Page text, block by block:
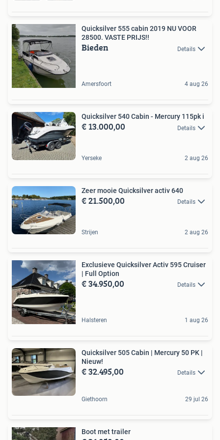
Quicksilver 555 cabin 2019 NU VOOR
28500. VASTE PRIJS!!
Bieden Details
Amersfoort 4 aug 26
Quicksilver 540 Cabin - Mercury 115pk i
€ 13.000,00 Details
Yerseke 2 aug 26
Zeer mooie Quicksilver activ 640
€ 21.500,00 Details
Strijen 2 aug 26
Exclusieve Quicksilver Activ 595 Cruiser
| Full Option
€ 34.950,00 Details
Halsteren 1 aug 26
Quicksilver 505 Cabin | Mercury 50 PK |
Nieuw!
€ 32.495,00 Details
Giethoorn 29 jul 26
Boot met trailer